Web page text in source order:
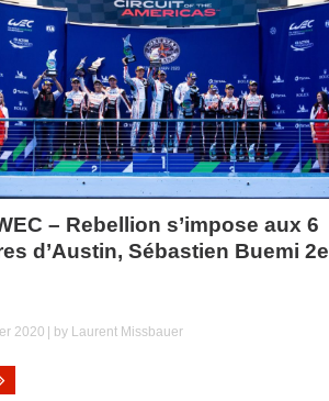
– Rebellion s’impose aux 6
d’Austin, Sébastien Buemi 2e
2020 | by Laurent Missbauer